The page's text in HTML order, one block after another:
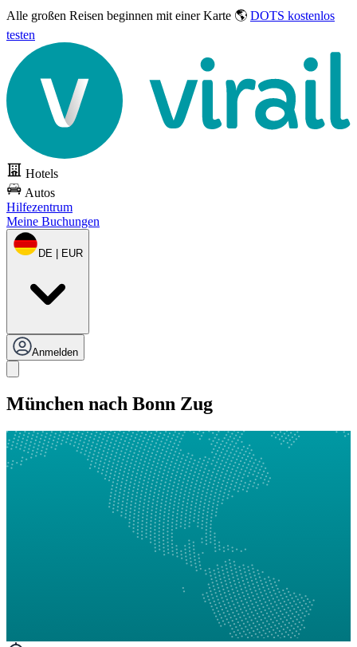
Alle großen Reisen beginnen mit einer Karte 🌎 DOTS kostenlos
testen
Hotels
Autos
Hilfezentrum
Meine Buchungen
DE | EUR
Anmelden
München nach Bonn Zug